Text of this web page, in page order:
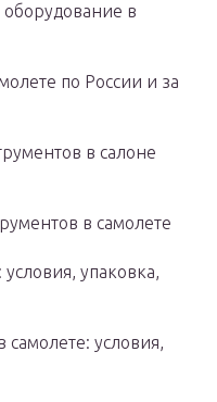
в
по России и за
в салоне
в самолете
упаковка,
самолете: условия,